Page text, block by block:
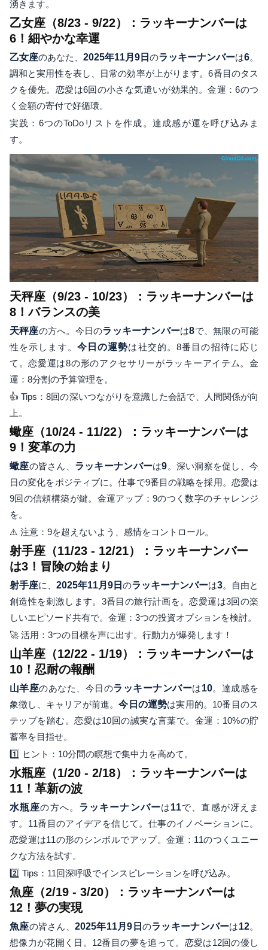
湧きます。
乙女座（8/23 - 9/22）：ラッキーナンバーは
6！細やかな幸運
乙女座のあなた、 2025年11月9日 のラッキーナンバーは6。
調和と実用性を表し、日常の効率が上がります。6番目のタス
クを優先。恋愛は6回の小さな気遣いが効果的。金運：6のつ
く金額の寄付で好循環。
実践：6つのToDoリストを作成。達成感が運を呼び込みま
す。
天秤座（9/23 - 10/23）：ラッキーナンバーは
8！バランスの美
天秤座の方へ。今日のラッキーナンバーは8で、無限の可能
性を示します。 今日の運勢は社交的。8番目の招待に応じ
て。恋愛運は8の形のアクセサリーがラッキーアイテム。金
運：8分割の予算管理を。
👍 Tips：8回の深いつながりを意識した会話で、人間関係が向
上。
蠍座（10/24 - 11/22）：ラッキーナンバーは
9！変革の力
蠍座の皆さん、 ラッキーナンバーは9。深い洞察を促し、今
日の変化をポジティブに。仕事で9番目の戦略を採用。恋愛は
9回の信頼構築が鍵。金運アップ：9のつく数字のチャレンジ
を。
⚠️ 注意：9を超えないよう、感情をコントロール。
射手座（11/23 - 12/21）：ラッキーナンバー
は3！冒険の始まり
射手座に、 2025年11月9日 のラッキーナンバーは3。自由と
創造性を刺激します。3番目の旅行計画を。恋愛運は3回の楽
しいエピソード共有で。金運：3つの投資オプションを検討。
🚀 活用：3つの目標を声に出す。行動力が爆発します！
山羊座（12/22 - 1/19）：ラッキーナンバーは
10！忍耐の報酬
山羊座のあなた、今日のラッキーナンバーは10。達成感を
象徴し、キャリアが前進。今日の運勢は実用的。10番目のス
テップを踏む。恋愛は10回の誠実な言葉で。金運：10%の貯
蓄率を目指せ。
1️⃣ ヒント：10分間の瞑想で集中力を高めて。
水瓶座（1/20 - 2/18）：ラッキーナンバーは
11！革新の波
水瓶座の方へ。 ラッキーナンバーは11で、直感が冴えま
す。11番目のアイデアを信じて。仕事のイノベーションに。
恋愛運は11の形のシンボルでアップ。金運：11のつくユニー
クな方法を試す。
2️⃣ Tips：11回深呼吸でインスピレーションを呼び込み。
魚座（2/19 - 3/20）：ラッキーナンバーは
12！夢の実現
魚座の皆さん、2025年11月9日 のラッキーナンバーは12。
想像力が花開く日。12番目の夢を追って。恋愛は12回の優し